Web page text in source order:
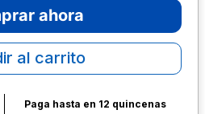
ahora
al carrito
Paga hasta en 12 quincenas